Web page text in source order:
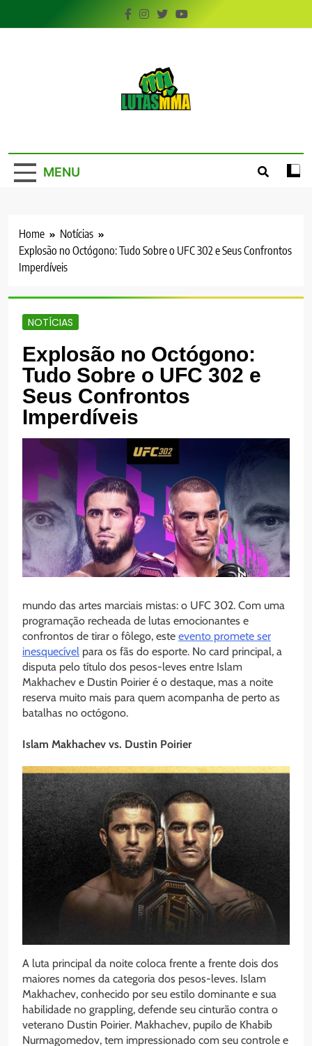
to
MENU
Home
Notícias
Explosão no Octógono: Tudo Sobre o UFC 302 e Seus Confrontos
Imperdíveis
NOTÍCIAS
Explosão no Octógono:
Tudo Sobre o UFC 302 e
Seus Confrontos
Imperdíveis
mundo das artes marciais mistas: o UFC 302. Com uma
programação recheada de lutas emocionantes e
confrontos de tirar o fôlego, este evento promete ser
inesquecível para os fãs do esporte. No card principal, a
disputa pelo título dos pesos-leves entre Islam
Makhachev e Dustin Poirier é o destaque, mas a noite
reserva muito mais para quem acompanha de perto as
batalhas no octógono.
Islam Makhachev vs. Dustin Poirier
A luta principal da noite coloca frente a frente dois dos
maiores nomes da categoria dos pesos-leves. Islam
Makhachev, conhecido por seu estilo dominante e sua
habilidade no grappling, defende seu cinturão contra o
veterano Dustin Poirier. Makhachev, pupilo de Khabib
Nurmagomedov, tem impressionado com seu controle e